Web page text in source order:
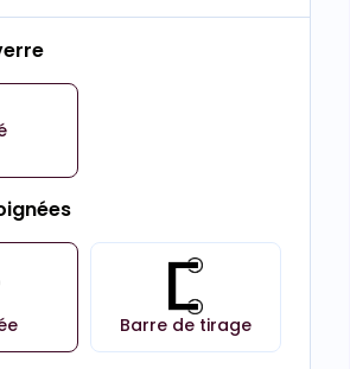
Barre de tirage